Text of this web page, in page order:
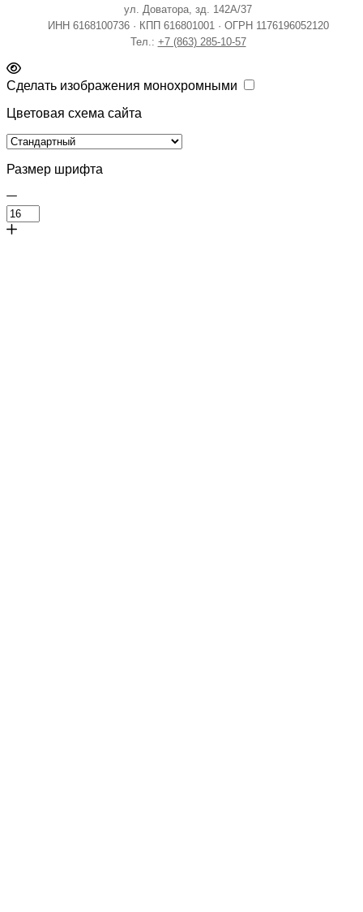
ул. Доватора, зд. 142А/37
ИНН 6168100736 · КПП 616801001 · ОГРН 1176196052120
Тел.: +7 (863) 285-10-57
Сделать изображения монохромными
Цветовая схема сайта
Размер шрифта